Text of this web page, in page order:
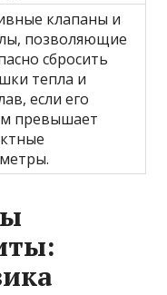
клапаны и
позволяющие
сбросить
тепла и
если его
превышает